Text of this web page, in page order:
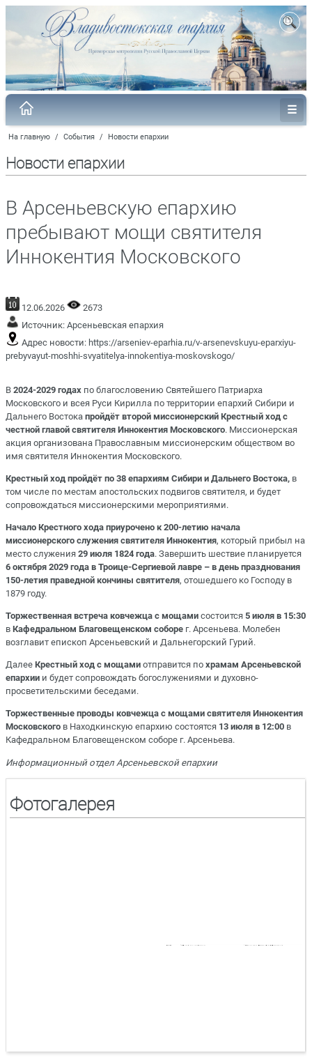
На главную / События / Новости епархии
Новости епархии
В Арсеньевскую епархию
пребывают мощи святителя
Иннокентия Московского
12.06.2026
2673
Источник: Арсеньевская епархия
Адрес новости: https://arseniev-eparhia.ru/v-arsenevskuyu-eparxiyu-
prebyvayut-moshhi-svyatitelya-innokentiya-moskovskogo/
В 2024-2029 годах по благословению Святейшего Патриарха
Московского и всея Руси Кирилла по территории епархий Сибири и
Дальнего Востока пройдёт второй миссионерский Крестный ход с
честной главой святителя Иннокентия Московского. Миссионерская
акция организована Православным миссионерским обществом во
имя святителя Иннокентия Московского.
Крестный ход пройдёт по 38 епархиям Сибири и Дальнего Востока, в
том числе по местам апостольских подвигов святителя, и будет
сопровождаться миссионерскими мероприятиями.
Начало Крестного хода приурочено к 200-летию начала
миссионерского служения святителя Иннокентия, который прибыл на
место служения 29 июля 1824 года. Завершить шествие планируется
6 октября 2029 года в Троице-Сергиевой лавре – в день празднования
150-летия праведной кончины святителя, отошедшего ко Господу в
1879 году.
Торжественная встреча ковчежца с мощами состоится 5 июля в 15:30
в Кафедральном Благовещенском соборе г. Арсеньева. Молебен
возглавит епископ Арсеньевский и Дальнегорский Гурий.
Далее Крестный ход с мощами отправится по храмам Арсеньевской
епархии и будет сопровождать богослужениями и духовно-
просветительскими беседами.
Торжественные проводы ковчежца с мощами святителя Иннокентия
Московского в Находкинскую епархию состоятся 13 июля в 12:00 в
Кафедральном Благовещенском соборе г. Арсеньева.
Информационный отдел Арсеньевской епархии
Фотогалерея